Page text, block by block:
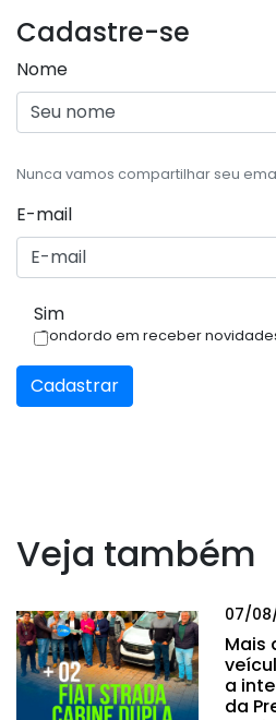
Cadastre-se
Nome
Nunca vamos compartilhar seu
E-mail
Sim
Condordo em receber
Cadastrar
Veja também
07/
Mais
a
da